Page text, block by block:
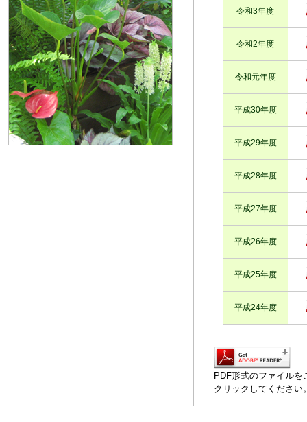
令和3年度
令和2年度
令和元年度
平成30年度
平成29年度
平成28年度
平成27年度
平成26年度
平成25年度
平成24年度
PDF形式のファイル
クリックしてください